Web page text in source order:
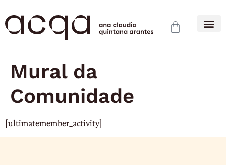
Mural da
Comunidade
[ultimatemember_activity]